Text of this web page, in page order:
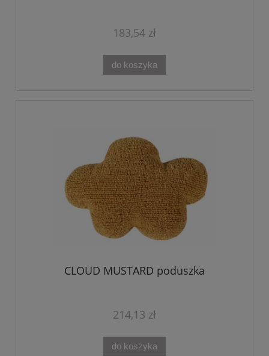
183,54 zł
do koszyka
CLOUD MUSTARD poduszka
214,13 zł
do koszyka